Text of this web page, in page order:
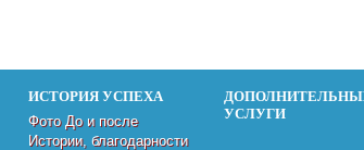
ИСТОРИЯ УСПЕХА
Фото До и после
Истории, благодарности
УСЛУГИ